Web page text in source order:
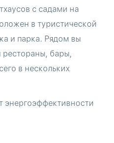
с садами на
в туристической
и парка. Рядом вы
бары,
в нескольких
энергоэффективности